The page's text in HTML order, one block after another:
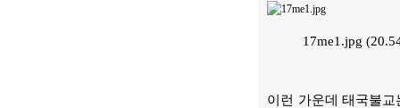
17me1.jpg
이런 가운데 태국불